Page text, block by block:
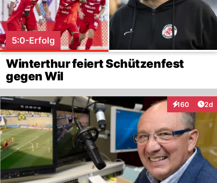
5:0-Erfolg
Winterthur feiert Schützenfest
gegen Wil
160
Interaktionen
2d